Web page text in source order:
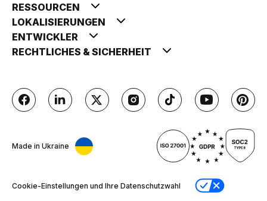
RESSOURCEN
LOKALISIERUNGEN
ENTWICKLER
RECHTLICHES & SICHERHEIT
Made in Ukraine
Cookie-Einstellungen und Ihre Datenschutzwahl